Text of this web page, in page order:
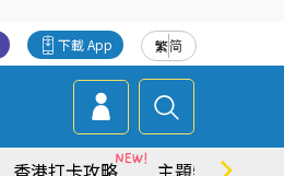
繁简
下載 App
香港打卡攻略 主題特集